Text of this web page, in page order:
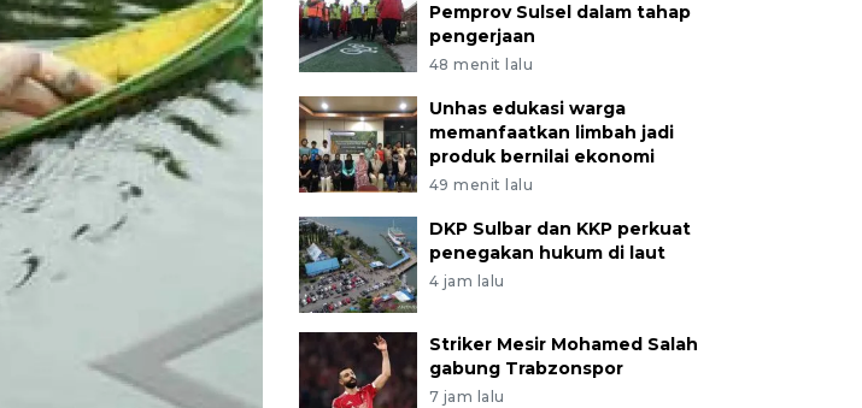
Pemprov Sulsel dalam tahap
pengerjaan
48 menit lalu
Unhas edukasi warga
memanfaatkan limbah jadi
produk bernilai ekonomi
49 menit lalu
DKP Sulbar dan KKP perkuat
penegakan hukum di laut
4 jam lalu
Striker Mesir Mohamed Salah
gabung Trabzonspor
7 jam lalu